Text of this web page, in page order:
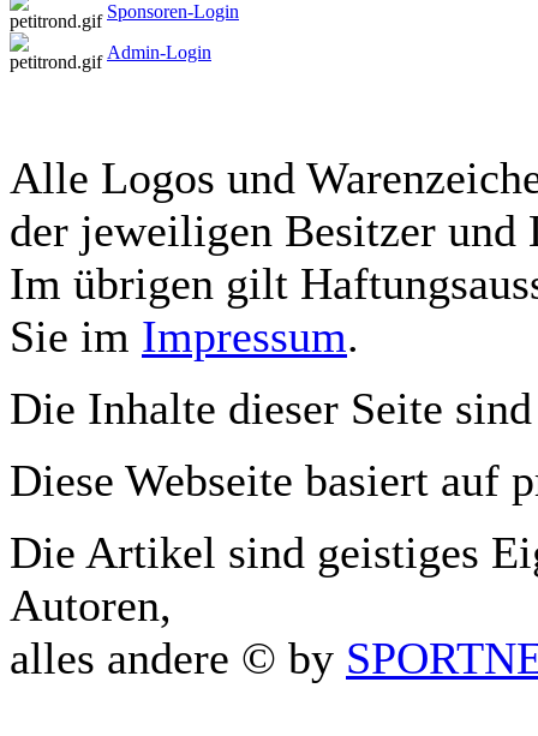
Sponsoren-Login
Admin-Login
Alle Logos und
der jeweiligen Besitzer und
Im übrigen gilt
Sie im Impressum.
Die Inhalte dieser Seite
Diese Webseite basiert auf
Die Artikel sind geistiges
Autoren,
alles andere © by